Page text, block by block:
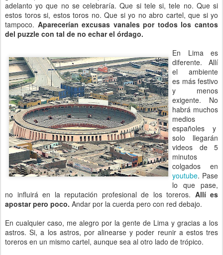
adelanto yo que no se celebraría. Que si tele si, tele no. Que si
estos toros si, estos toros no. Que si yo no abro cartel, que si yo
tampoco. Aparecerían excusas vanales por todos los cantos
del puzzle con tal de no echar el órdago.
En Lima es
diferente. Allí
el ambiente
es más festivo
y menos
exigente. No
habrá muchos
medios
españoles y
solo llegarán
videos de 5
minutos
colgados en
youtube. Pase
lo que pase,
no influirá en la reputación profesional de los toreros. Allí es
apostar pero poco. Andar por la cuerda pero con red debajo.
En cualquier caso, me alegro por la gente de Lima y gracias a los
astros. Si, a los astros, por alinearse y poder reunir a estos tres
toreros en un mismo cartel, aunque sea al otro lado de trópico.